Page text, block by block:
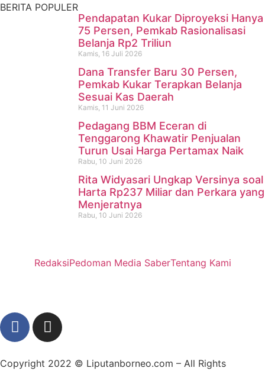
BERITA POPULER
Pendapatan Kukar Diproyeksi Hanya
75 Persen, Pemkab Rasionalisasi
Belanja Rp2 Triliun
Kamis, 16 Juli 2026
Dana Transfer Baru 30 Persen,
Pemkab Kukar Terapkan Belanja
Sesuai Kas Daerah
Kamis, 11 Juni 2026
Pedagang BBM Eceran di
Tenggarong Khawatir Penjualan
Turun Usai Harga Pertamax Naik
Rabu, 10 Juni 2026
Rita Widyasari Ungkap Versinya soal
Harta Rp237 Miliar dan Perkara yang
Menjeratnya
Rabu, 10 Juni 2026
RedaksiPedoman Media SaberTentang Kami
Copyright 2022 © Liputanborneo.com – All Rights